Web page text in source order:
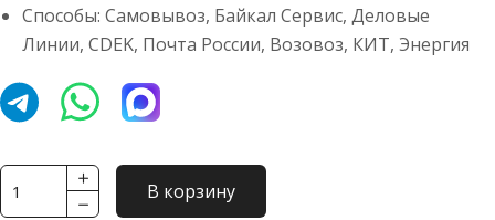
Способы: Самовывоз, Байкал Сервис, Деловые
Линии, CDEK, Почта России, Возовоз, КИТ, Энергия
Количество
товара
В корзину